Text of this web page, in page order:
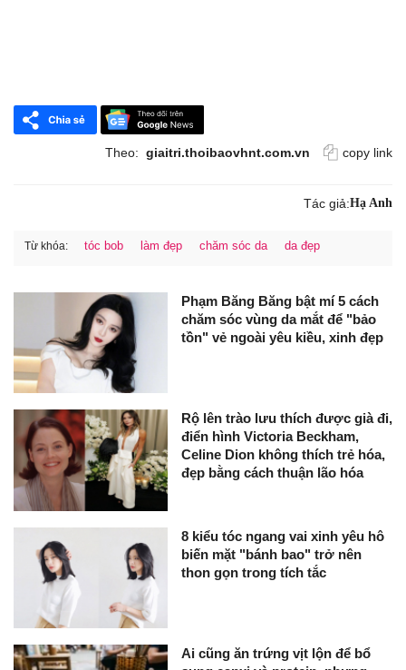
Theo: giaitri.thoibaovhnt.com.vn copy link
Tác giả:Hạ Anh
Từ khóa: tóc bob làm đẹp chăm sóc da da đẹp
Phạm Băng Băng bật mí 5 cách
chăm sóc vùng da mắt để "bảo
tồn" vẻ ngoài yêu kiều, xinh đẹp
Rộ lên trào lưu thích được già đi,
điển hình Victoria Beckham,
Celine Dion không thích trẻ hóa,
đẹp bằng cách thuận lão hóa
8 kiểu tóc ngang vai xinh yêu hô
biến mặt "bánh bao" trở nên
thon gọn trong tích tắc
Ai cũng ăn trứng vịt lộn để bổ